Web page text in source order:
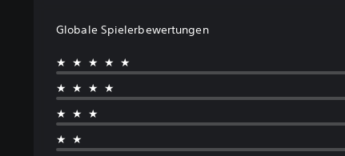
Globale Spielerbewertungen
★★★★★
★★★★
★★★
★★